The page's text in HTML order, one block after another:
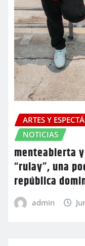
ARTES Y
NOTICIAS
menteabierta
“rulay”, una
república
admin